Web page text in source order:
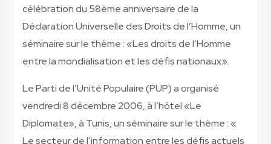
célébration du 58ème anniversaire de la
Déclaration Universelle des Droits de l’Homme, un
séminaire sur le thème : «Les droits de l’Homme
entre la mondialisation et les défis nationaux».
Le Parti de l’Unité Populaire (PUP) a organisé
vendredi 8 décembre 2006, à l’hôtel «Le
Diplomate», à Tunis, un séminaire sur le thème : «
Le secteur de l’information entre les défis actuels